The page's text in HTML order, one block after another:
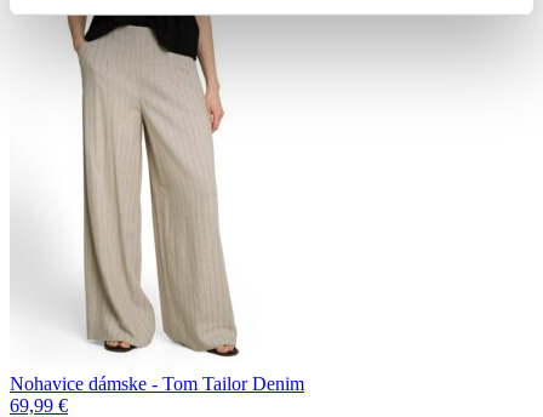
Denim
Nohavice dámske - Tom Tailor Denim
69,99 €